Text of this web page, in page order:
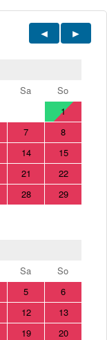
Sa
So
1
7
8
14
15
21
22
28
29
Sa
So
5
6
12
13
19
20